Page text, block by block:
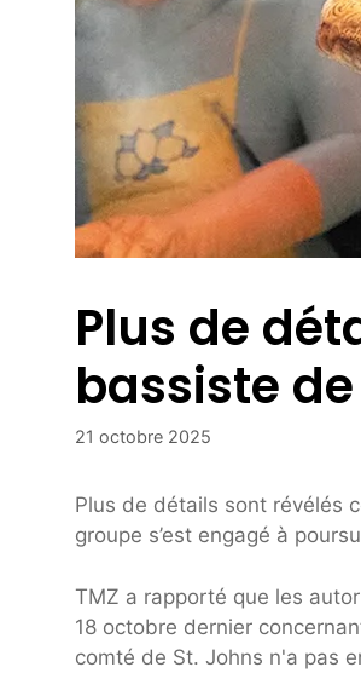
Plus de
bassiste
21 octobre 2025
Plus de détails sont révélés
groupe s’est engagé à
TMZ a rapporté que les
18 octobre dernier
comté de St. Johns n'a pas